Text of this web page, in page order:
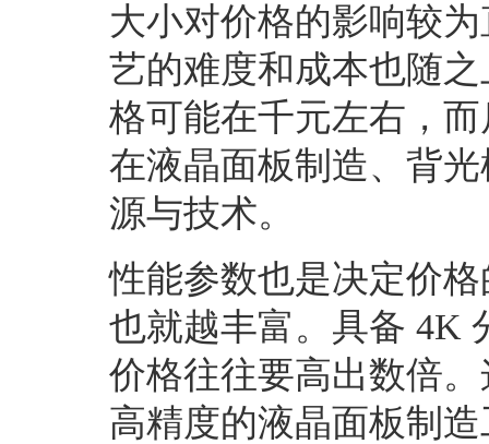
大小对价格的影响较
艺的难度和成本也随
格可能在千元左右，
在液晶面板制造、背
源与技术。
性能参数也是决定价
也就越丰富。具备 4K
价格往往要高出数倍
高精度的液晶面板制